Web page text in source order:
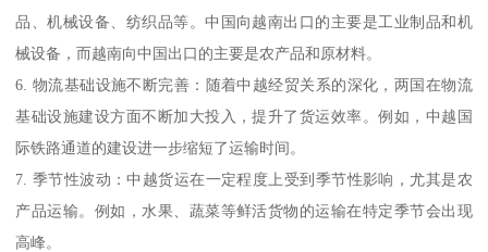
品、机械设备、纺织品等。中国向越南出口的主要是工业制品和机
械设备，而越南向中国出口的主要是农产品和原材料。
6. 物流基础设施不断完善：随着中越经贸关系的深化，两国在物流
基础设施建设方面不断加大投入，提升了货运效率。例如，中越国
际铁路通道的建设进一步缩短了运输时间。
7. 季节性波动：中越货运在一定程度上受到季节性影响，尤其是农
产品运输。例如，水果、蔬菜等鲜活货物的运输在特定季节会出现
高峰。